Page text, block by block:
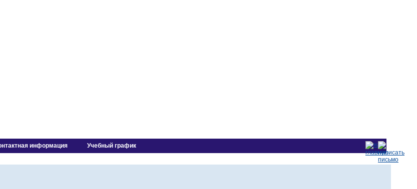
информация Учебный график